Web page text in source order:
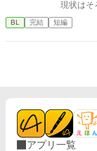
現状はそ
定。■『
し。
BL 完結 短編
アプリ一覧